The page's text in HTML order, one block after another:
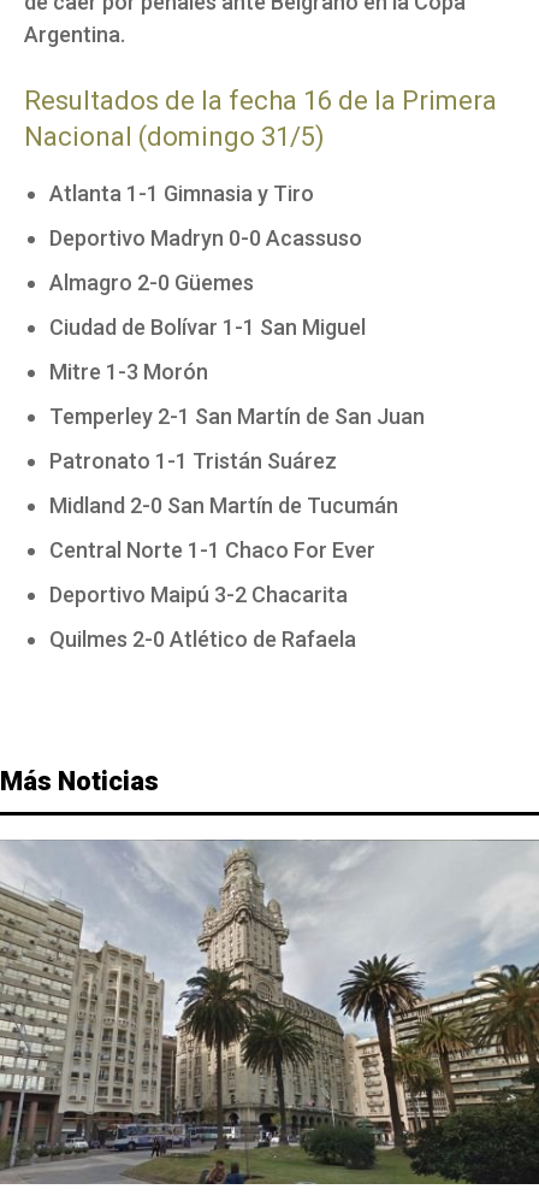
Argentina.
Resultados de la fecha 16 de la Primera
Nacional (domingo 31/5)
Atlanta 1-1 Gimnasia y Tiro
Deportivo Madryn 0-0 Acassuso
Almagro 2-0 Güemes
Ciudad de Bolívar 1-1 San Miguel
Mitre 1-3 Morón
Temperley 2-1 San Martín de San Juan
Patronato 1-1 Tristán Suárez
Midland 2-0 San Martín de Tucumán
Central Norte 1-1 Chaco For Ever
Deportivo Maipú 3-2 Chacarita
Quilmes 2-0 Atlético de Rafaela
Más Noticias